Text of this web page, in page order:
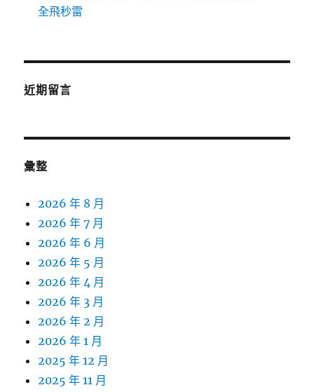
全飛秒雷
近期留言
彙整
2026 年 8 月
2026 年 7 月
2026 年 6 月
2026 年 5 月
2026 年 4 月
2026 年 3 月
2026 年 2 月
2026 年 1 月
2025 年 12 月
2025 年 11 月